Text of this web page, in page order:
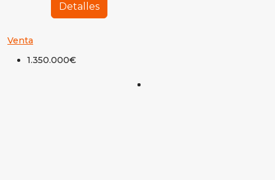
Detalles
Venta
1.350.000€